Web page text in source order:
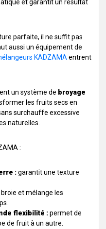
et garantit un résultat
parfaite, il ne suffit pas
aussi un équipement de
KADZAMA entrent
un système de broyage
les fruits secs en
surchauffe excessive
naturelles.
:
:garantit une texture
broie et mélange les
flexibilité :permet de
de fruit à un autre.